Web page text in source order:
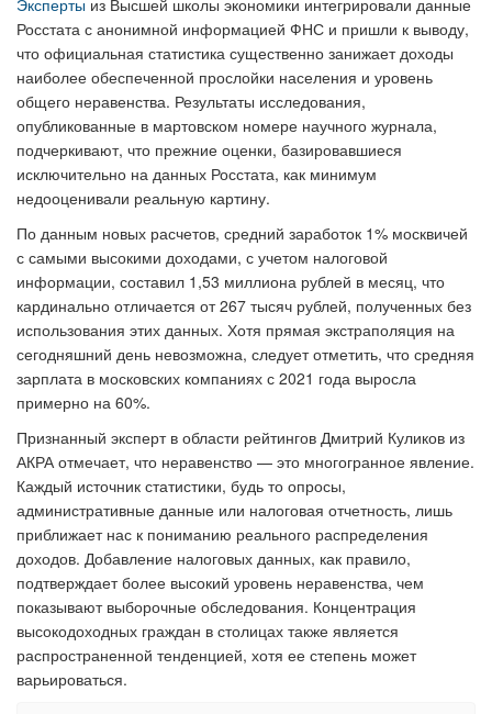
Эксперты из Высшей школы экономики интегрировали данные
Росстата с анонимной информацией ФНС и пришли к выводу,
что официальная статистика существенно занижает доходы
наиболее обеспеченной прослойки населения и уровень
общего неравенства. Результаты исследования,
опубликованные в мартовском номере научного журнала,
подчеркивают, что прежние оценки, базировавшиеся
исключительно на данных Росстата, как минимум
недооценивали реальную картину.
По данным новых расчетов, средний заработок 1% москвичей
с самыми высокими доходами, с учетом налоговой
информации, составил 1,53 миллиона рублей в месяц, что
кардинально отличается от 267 тысяч рублей, полученных без
использования этих данных. Хотя прямая экстраполяция на
сегодняшний день невозможна, следует отметить, что средняя
зарплата в московских компаниях с 2021 года выросла
примерно на 60%.
Признанный эксперт в области рейтингов Дмитрий Куликов из
АКРА отмечает, что неравенство — это многогранное явление.
Каждый источник статистики, будь то опросы,
административные данные или налоговая отчетность, лишь
приближает нас к пониманию реального распределения
доходов. Добавление налоговых данных, как правило,
подтверждает более высокий уровень неравенства, чем
показывают выборочные обследования. Концентрация
высокодоходных граждан в столицах также является
распространенной тенденцией, хотя ее степень может
варьироваться.